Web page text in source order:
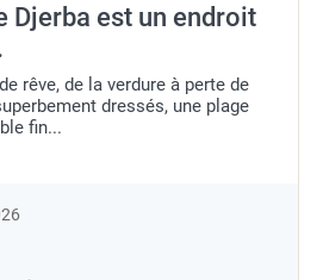
Djerba est un endroit
rêve, de la verdure à perte de
dressés, une plage
fin...